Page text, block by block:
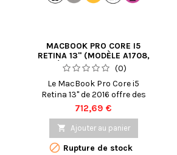
MACBOOK PRO CORE I5
RETINA 13" (MODÈLE A1708,
ANNÉE 2016) - 16 GO RAM /
250 GO SSD
RECONDITIONNÉ
(0)
Le MacBook Pro Core i5
Retina 13" de 2016 offre des
performances de pointe à
un prix avantageux. Profitez
de l'écran Retina, de la
rapidité du SSD et de la
qualité Apple, le tout dans
Prix
712,69 €
 Ajouter au panier
 Rupture de stock